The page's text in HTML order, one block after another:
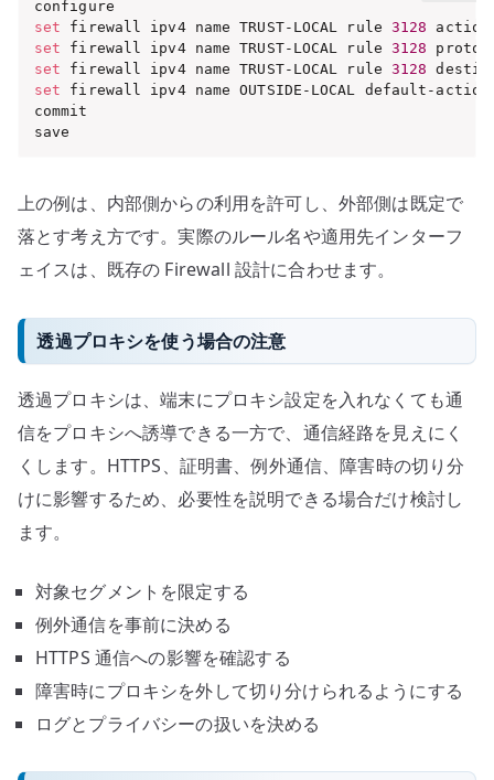
set firewall ipv4 name TRUST-LOCAL rule 3128
set firewall ipv4 name TRUST-LOCAL rule 3128
set firewall ipv4 name TRUST-LOCAL rule 3128
set firewall ipv4 name OUTSIDE-LOCAL default-
commit
save
上の例は、内部側からの利用を許可し、外部側は既定で
落とす考え方です。実際のルール名や適用先インターフ
ェイスは、既存の Firewall 設計に合わせます。
透過プロキシを使う場合の注意
透過プロキシは、端末にプロキシ設定を入れなくても通
信をプロキシへ誘導できる一方で、通信経路を見えにく
くします。HTTPS、証明書、例外通信、障害時の切り分
けに影響するため、必要性を説明できる場合だけ検討し
ます。
対象セグメントを限定する
例外通信を事前に決める
HTTPS 通信への影響を確認する
障害時にプロキシを外して切り分けられるようにする
ログとプライバシーの扱いを決める